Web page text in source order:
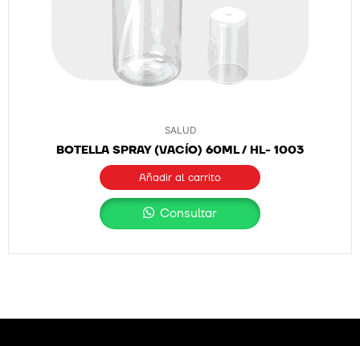
SALUD
BOTELLA SPRAY (VACÍO) 60ML / HL- 1003
Añadir al carrito
Consultar